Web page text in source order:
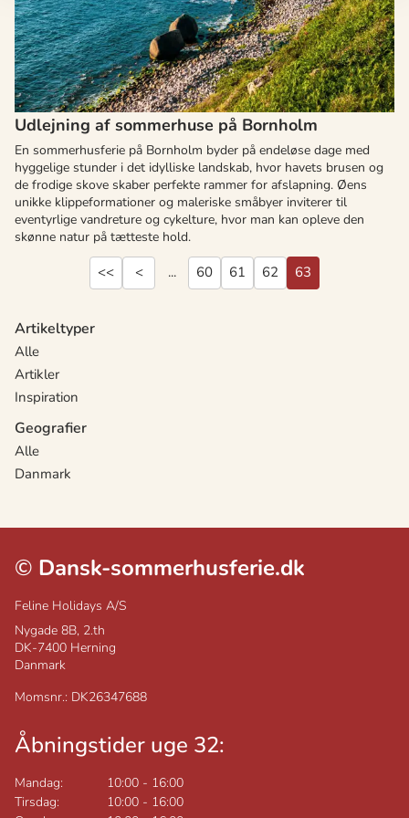
Udlejning af sommerhuse på Bornholm
En sommerhusferie på Bornholm byder på endeløse dage med
hyggelige stunder i det idylliske landskab, hvor havets brusen og
de frodige skove skaber perfekte rammer for afslapning. Øens
unikke klippeformationer og maleriske småbyer inviterer til
eventyrlige vandreture og cykelture, hvor man kan opleve den
skønne natur på tætteste hold.
<< < ... 60 61 62 63
Artikeltyper
Alle
Artikler
Inspiration
Geografier
Alle
Danmark
© Dansk-sommerhusferie.dk
Feline Holidays A/S
Nygade 8B, 2.th
DK-7400 Herning
Danmark
Momsnr.: DK26347688
Åbningstider uge 32:
Mandag: 10:00 - 16:00
Tirsdag:
10:00 - 16:00